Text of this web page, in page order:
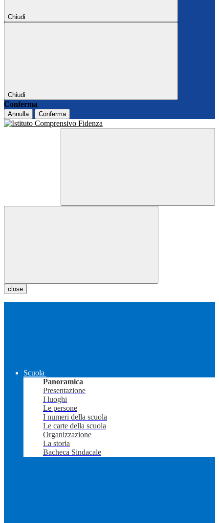
Chiudi
Chiudi
Conferma
Annulla Conferma
close
Scuola
Panoramica
Presentazione
I luoghi
Le persone
I numeri della scuola
Le carte della scuola
Organizzazione
La storia
Bacheca Sindacale